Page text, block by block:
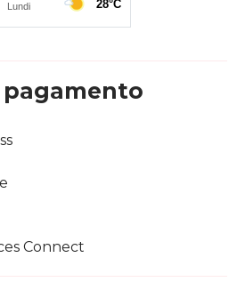
Connect